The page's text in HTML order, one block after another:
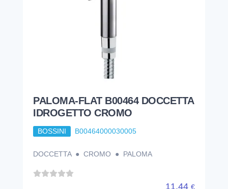
PALOMA-FLAT B00464 DOCCETTA
IDROGETTO CROMO
BOSSINI B00464000030005
DOCCETTA ● CROMO ● PALOMA
11,44 €